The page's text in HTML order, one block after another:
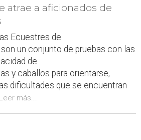
atrae a aficionados de
Ecuestres de
un conjunto de pruebas con las
de
y caballos para orientarse,
dificultades que se encuentran
Leer más...